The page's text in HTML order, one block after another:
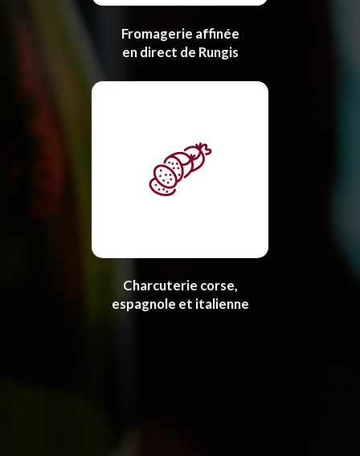
Fromagerie affinée
en direct de Rungis
Charcuterie corse,
espagnole et italienne